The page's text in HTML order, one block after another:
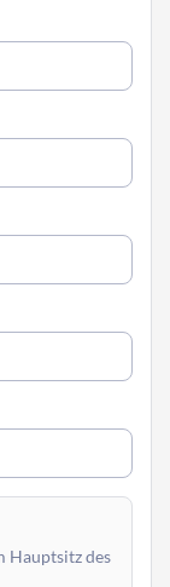
Hauptsitz des